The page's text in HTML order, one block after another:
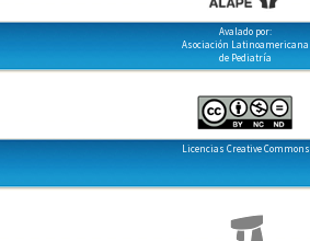
Avalado por:
Asociación Latinoamericana
de Pediatría
Licencias Creative Commons